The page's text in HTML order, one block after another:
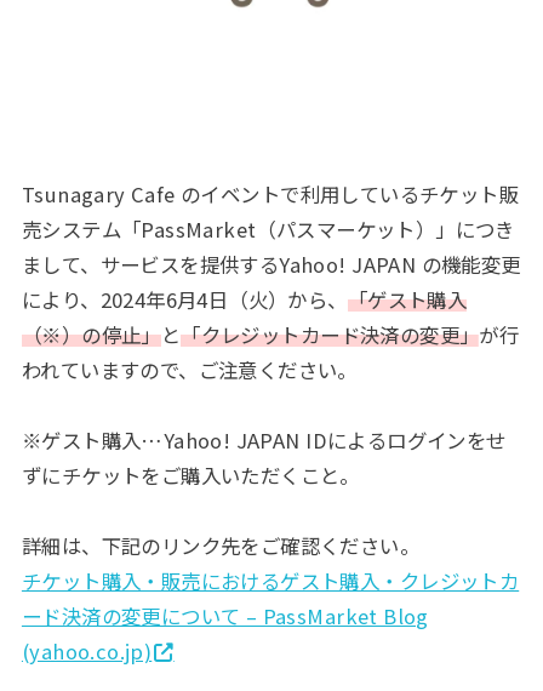
Tsunagary Cafe のイベントで利用しているチケット販
売システム「PassMarket（パスマーケット）」につき
まして、サービスを提供するYahoo! JAPAN の機能変更
により、2024年6月4日（火）から、 「ゲスト購入
（※）の停止」と「クレジットカード決済の変更」が行
われていますので、ご注意ください。
※ゲスト購入…Yahoo! JAPAN IDによるログインをせ
ずにチケットをご購入いただくこと。
詳細は、下記のリンク先をご確認ください。
チケット購入・販売におけるゲスト購入・クレジットカ
ード決済の変更について – PassMarket Blog
(yahoo.co.jp)